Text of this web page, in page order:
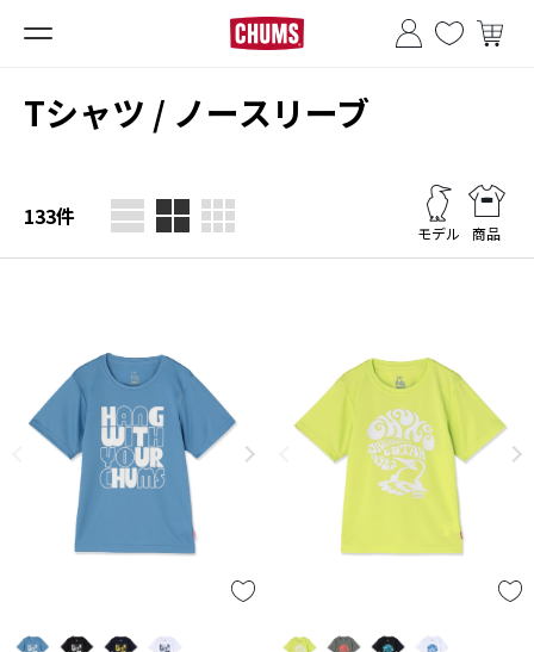
■夏季休業のお知らせ■
Tシャツ / ノースリーブ
133件
モデル 商品